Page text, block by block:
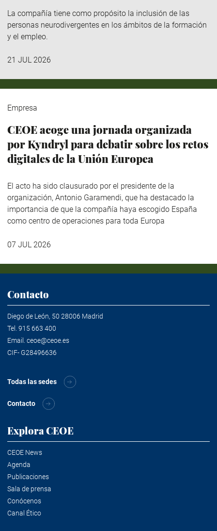
La compañía tiene como propósito la inclusión de las
personas neurodivergentes en los ámbitos de la formación
y el empleo.
21 JUL 2026
Empresa
CEOE acoge una jornada organizada
por Kyndryl para debatir sobre los retos
digitales de la Unión Europea
El acto ha sido clausurado por el presidente de la
organización, Antonio Garamendi, que ha destacado la
importancia de que la compañía haya escogido España
como centro de operaciones para toda Europa
07 JUL 2026
Contacto
Diego de León, 50 28006 Madrid
Tel. 915 663 400
Email. ceoe@ceoe.es
CIF- G28496636
Todas las sedes
Contacto
Explora CEOE
CEOE News
Agenda
Publicaciones
Sala de prensa
Conócenos
Canal Ético